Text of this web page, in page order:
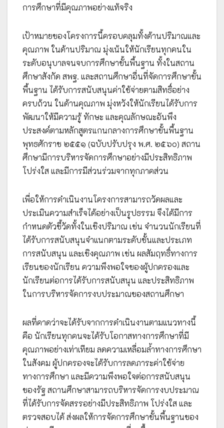
การศึกษาที่มีคุณภาพอย่างแท้จริง
เป้าหมายของโครงการนี้ครอบคลุมทั้งด้านปริมาณและ
คุณภาพ ในด้านปริมาณ มุ่งเน้นให้นักเรียนทุกคนใน
ระดับอนุบาลจนจบการศึกษาขั้นพื้นฐาน ทั้งในสถาน
ศึกษาสังกัด สพฐ. และสถานศึกษาอื่นที่จัดการศึกษาขั้น
พื้นฐาน ได้รับการสนับสนุนค่าใช้จ่ายตามสิทธิ์อย่าง
ครบถ้วน ในด้านคุณภาพ มุ่งหวังให้นักเรียนได้รับการ
พัฒนาให้มีความรู้ ทักษะ และคุณลักษณะอันพึง
ประสงค์ตามหลักสูตรแกนกลางการศึกษาขั้นพื้นฐาน
พุทธศักราช ๒๕๕๑ (ฉบับปรับปรุง พ.ศ. ๒๕๖๐) สถาน
ศึกษามีการบริหารจัดการศึกษาอย่างมีประสิทธิภาพ
โปร่งใส และมีการมีส่วนร่วมจากทุกภาคส่วน
เพื่อให้การดำเนินงานโครงการสามารถวัดผลและ
ประเมินความสำเร็จได้อย่างเป็นรูปธรรม จึงได้มีการ
กำหนดตัวชี้วัดทั้งในเชิงปริมาณ เช่น จำนวนนักเรียนที่
ได้รับการสนับสนุนจำแนกตามระดับชั้นและประเภท
การสนับสนุน และเชิงคุณภาพ เช่น ผลสัมฤทธิ์ทางการ
เรียนของนักเรียน ความพึงพอใจของผู้ปกครองและ
นักเรียนต่อการได้รับการสนับสนุน และประสิทธิภาพ
ในการบริหารจัดการงบประมาณของสถานศึกษา
ผลที่คาดว่าจะได้รับจากการดำเนินงานตามแนวทางนี้
คือ นักเรียนทุกคนจะได้รับโอกาสทางการศึกษาที่มี
คุณภาพอย่างเท่าเทียม ลดความเหลื่อมล้ำทางการศึกษา
ในสังคม ผู้ปกครองจะได้รับการลดภาระค่าใช้จ่าย
ทางการศึกษา และมีความพึงพอใจต่อการสนับสนุน
ของรัฐ สถานศึกษาสามารถบริหารจัดการงบประมาณ
ที่ได้รับการจัดสรรอย่างมีประสิทธิภาพ โปร่งใส และ
ตรวจสอบได้ ส่งผลให้การจัดการศึกษาขั้นพื้นฐานของ